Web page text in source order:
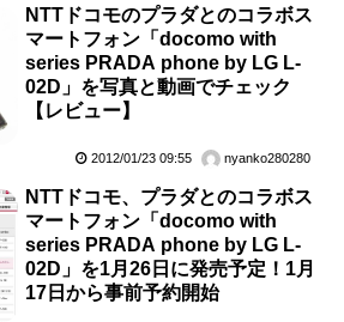
NTTドコモのプラダとのコラボス
マートフォン「docomo with
series PRADA phone by LG L-
02D」を写真と動画でチェック
【レビュー】
2012/01/23 09:55 nyanko280280
NTTドコモ、プラダとのコラボス
マートフォン「docomo with
series PRADA phone by LG L-
02D」を1月26日に発売予定！1月
17日から事前予約開始